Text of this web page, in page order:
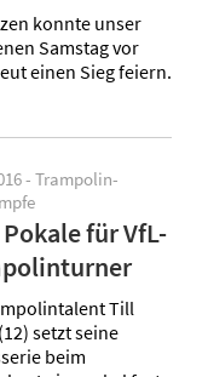
konnte unser
Samstag vor
einen Sieg feiern.
- Trampolin-
für VfL-
Till
setzt seine
beim